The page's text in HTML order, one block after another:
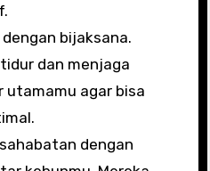
bijaksana.
dan menjaga
agar bisa
dengan